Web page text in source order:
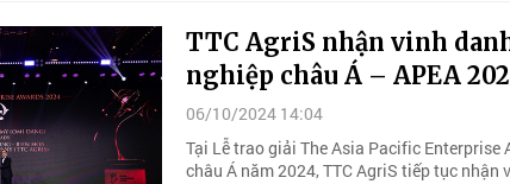
TTC AgriS nhận vinh
nghiệp châu Á – APEA
06/10/2024 14:04
Tại Lễ trao giải The Asia Pacific
châu Á năm 2024, TTC AgriS tiếp tục nhận